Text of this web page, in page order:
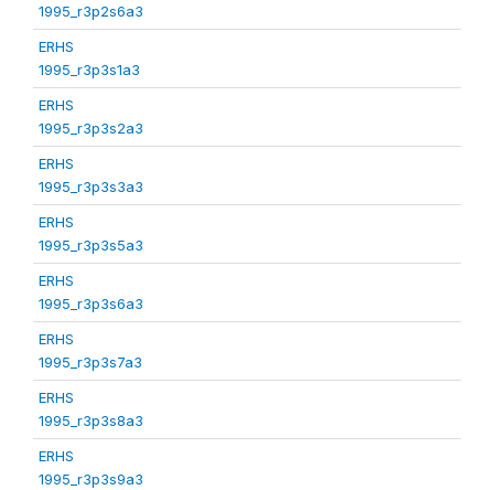
1995_r3p2s6a3
ERHS
1995_r3p3s1a3
ERHS
1995_r3p3s2a3
ERHS
1995_r3p3s3a3
ERHS
1995_r3p3s5a3
ERHS
1995_r3p3s6a3
ERHS
1995_r3p3s7a3
ERHS
1995_r3p3s8a3
ERHS
1995_r3p3s9a3